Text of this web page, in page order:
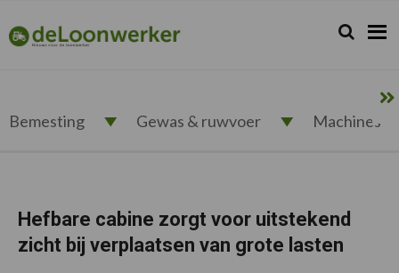
de
hoofdnavigatie
de
hoofd
de
eerste
de
voettekst
deloonwerker.nl Zoeken...
Zoek
Bemesting Gewas & ruwvoer Machines
Hefbare cabine zorgt voor uitstekend
zicht bij verplaatsen van grote lasten